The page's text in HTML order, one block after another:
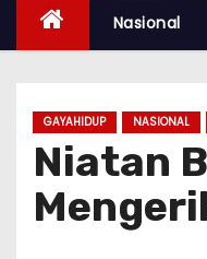
Nasional
GAYAHIDUP NASIONAL
Niatan